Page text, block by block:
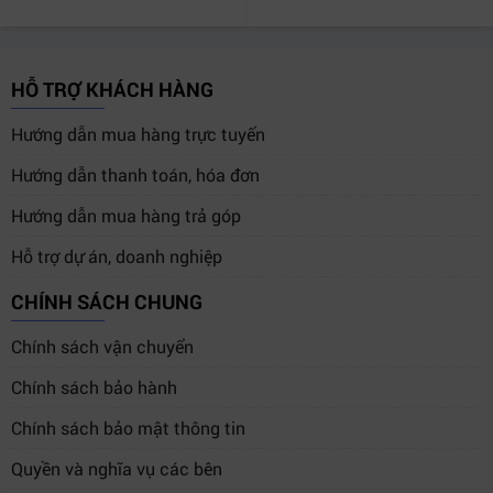
Asus E500 G912900016Z – Chuyên nghiệp từ hiệu năng đến
4. Ứng dụng mạnh mẽ trong các lĩnh
vực chuyên biệt
Workstation Asus E500 G912900016Z
HỖ TRỢ KHÁCH HÀNG
Hướng dẫn mua hàng trực tuyến
Hướng dẫn thanh toán, hóa đơn
Hướng dẫn mua hàng trả góp
Hỗ trợ dự án, doanh nghiệp
CHÍNH SÁCH CHUNG
Chính sách vận chuyển
Chính sách bảo hành
Chính sách bảo mật thông tin
Quyền và nghĩa vụ các bên